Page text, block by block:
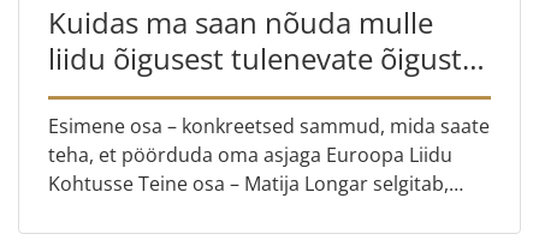
Kuidas ma saan nõuda mulle
liidu õigusest tulenevate õiguste
järgimist?
Esimene osa – konkreetsed sammud, mida saate
teha, et pöörduda oma asjaga Euroopa Liidu
Kohtusse Teine osa – Matija Longar selgitab,